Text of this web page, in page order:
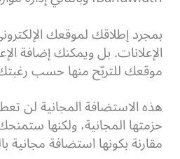
بمجرد إطلاقك لموقعك
الإعلانات. بل ويمكنك إضافة
موقعك للتربّح منها حسب
هذه الاستضافة المجانية لن
حزمتها المجانية، ولكنها
مقارنة بكونها استضافة مجانية